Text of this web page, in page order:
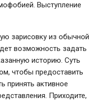
Выступление
зарисовку из обычной
возможность задать
историю. Суть
чтобы предоставить
принять активное
Приходите,